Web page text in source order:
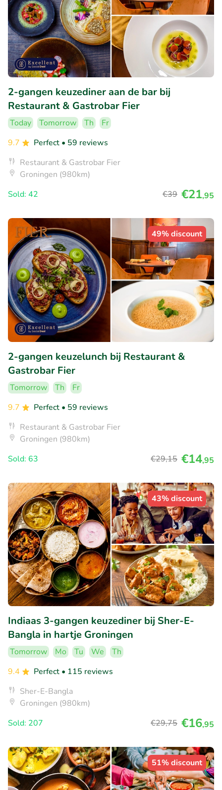
2-gangen keuzediner aan de bar bij
Restaurant & Gastrobar Fier
Today Tomorrow Th
Fr
9.7
Perfect • 59 reviews
Restaurant & Gastrobar Fier
Groningen (980km)
Sold: 42
€39 €21,95
49% discount
2-gangen keuzelunch bij Restaurant &
Gastrobar Fier
Tomorrow Th
Fr
9.7
Perfect • 59 reviews
Restaurant & Gastrobar Fier
Groningen (980km)
Sold: 63
€29,15 €14,95
43% discount
Indiaas 3-gangen keuzediner bij Sher-E-
Bangla in hartje Groningen
Tomorrow Mo Tu We
Th
9.4
Perfect • 115 reviews
Sher-E-Bangla
Groningen (980km)
Sold: 207
€29,75 €16,95
51% discount